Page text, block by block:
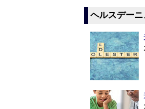
ヘルスデーニ